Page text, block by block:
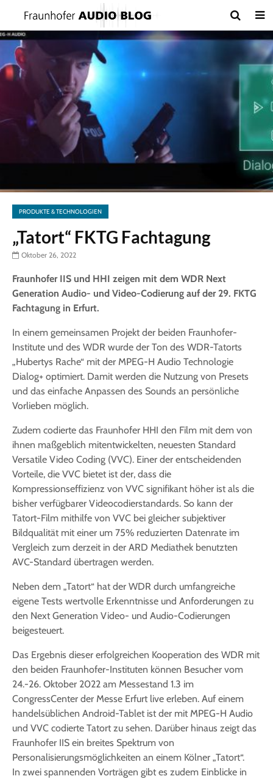
PRODUKTE & TECHNOLOGIEN
„Tatort“ FKTG Fachtagung
Oktober 26, 2022
Fraunhofer IIS und HHI zeigen mit dem WDR Next
Generation Audio- und Video-Codierung auf der 29. FKTG
Fachtagung in Erfurt.
In einem gemeinsamen Projekt der beiden Fraunhofer-
Institute und des WDR wurde der Ton des WDR-Tatorts
„Hubertys Rache“ mit der MPEG-H Audio Technologie
Dialog+ optimiert. Damit werden die Nutzung von Presets
und das einfache Anpassen des Sounds an persönliche
Vorlieben möglich.
Zudem codierte das Fraunhofer HHI den Film mit dem von
ihnen maßgeblich mitentwickelten, neuesten Standard
Versatile Video Coding (VVC). Einer der entscheidenden
Vorteile, die VVC bietet ist der, dass die
Kompressionseffizienz von VVC signifikant höher ist als die
bisher verfügbarer Videocodierstandards. So kann der
Tatort-Film mithilfe von VVC bei gleicher subjektiver
Bildqualität mit einer um 75% reduzierten Datenrate im
Vergleich zum derzeit in der ARD Mediathek benutzten
AVC-Standard übertragen werden.
Neben dem „Tatort“ hat der WDR durch umfangreiche
eigene Tests wertvolle Erkenntnisse und Anforderungen zu
den Next Generation Video- und Audio-Codierungen
beigesteuert.
Das Ergebnis dieser erfolgreichen Kooperation des WDR mit
den beiden Fraunhofer-Instituten können Besucher vom
24.-26. Oktober 2022 am Messestand 1.3 im
CongressCenter der Messe Erfurt live erleben. Auf einem
handelsüblichen Android-Tablet ist der mit MPEG-H Audio
und VVC codierte Tatort zu sehen. Darüber hinaus zeigt das
Fraunhofer IIS ein breites Spektrum von
Personalisierungsmöglichkeiten an einem Kölner „Tatort“.
In zwei spannenden Vorträgen gibt es zudem Einblicke in